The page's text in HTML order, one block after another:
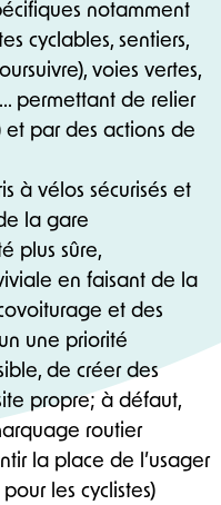
notamment
cyclables, sentiers,
voies vertes,
permettant de relier
par des actions de
à vélos sécurisés et
la gare
plus sûre,
en faisant de la
et des
une priorité
de créer des
propre; à défaut,
routier
la place de l’usager
les cyclistes)